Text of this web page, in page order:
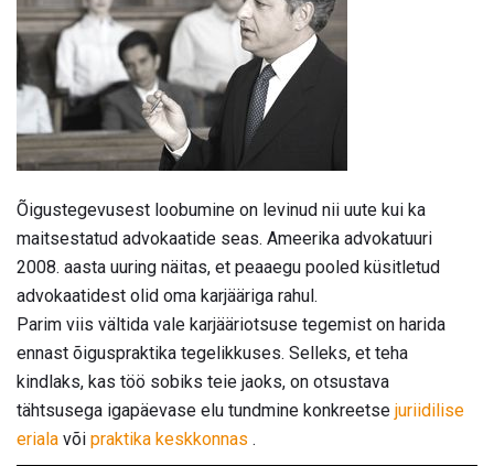
Õigustegevusest loobumine on levinud nii uute kui ka
maitsestatud advokaatide seas. Ameerika advokatuuri
2008. aasta uuring näitas, et peaaegu pooled küsitletud
advokaatidest olid oma karjääriga rahul.
Parim viis vältida vale karjääriotsuse tegemist on harida
ennast õiguspraktika tegelikkuses. Selleks, et teha
kindlaks, kas töö sobiks teie jaoks, on otsustava
tähtsusega igapäevase elu tundmine konkreetse juriidilise
eriala või praktika keskkonnas .